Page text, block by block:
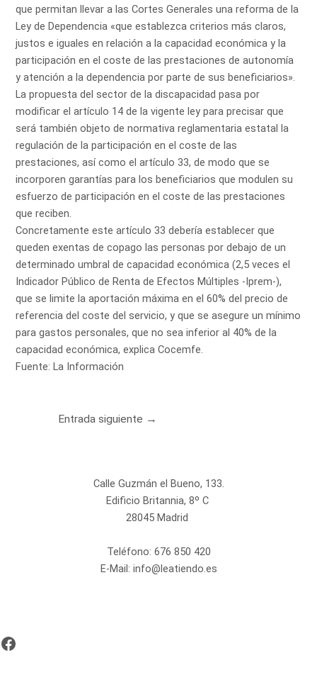
que permitan llevar a las Cortes Generales una reforma de la
Ley de Dependencia «que establezca criterios más claros,
justos e iguales en relación a la capacidad económica y la
participación en el coste de las prestaciones de autonomía
y atención a la dependencia por parte de sus beneficiarios».
La propuesta del sector de la discapacidad pasa por
modificar el artículo 14 de la vigente ley para precisar que
será también objeto de normativa reglamentaria estatal la
regulación de la participación en el coste de las
prestaciones, así como el artículo 33, de modo que se
incorporen garantías para los beneficiarios que modulen su
esfuerzo de participación en el coste de las prestaciones
que reciben.
Concretamente este artículo 33 debería establecer que
queden exentas de copago las personas por debajo de un
determinado umbral de capacidad económica (2,5 veces el
Indicador Público de Renta de Efectos Múltiples -Iprem-),
que se limite la aportación máxima en el 60% del precio de
referencia del coste del servicio, y que se asegure un mínimo
para gastos personales, que no sea inferior al 40% de la
capacidad económica, explica Cocemfe.
Fuente: La Información
Entrada siguiente →
Calle Guzmán el Bueno, 133.
Edificio Britannia, 8º C
28045 Madrid
Teléfono: 676 850 420
E-Mail: info@leatiendo.es